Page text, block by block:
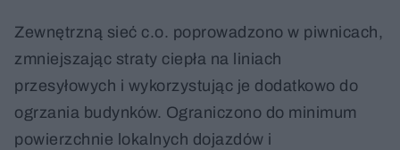
Zewnętrzną sieć c.o. poprowadzono w piwnicach,
zmniejszając straty ciepła na liniach
przesyłowych i wykorzystując je dodatkowo do
ogrzania budynków. Ograniczono do minimum
powierzchnie lokalnych dojazdów i